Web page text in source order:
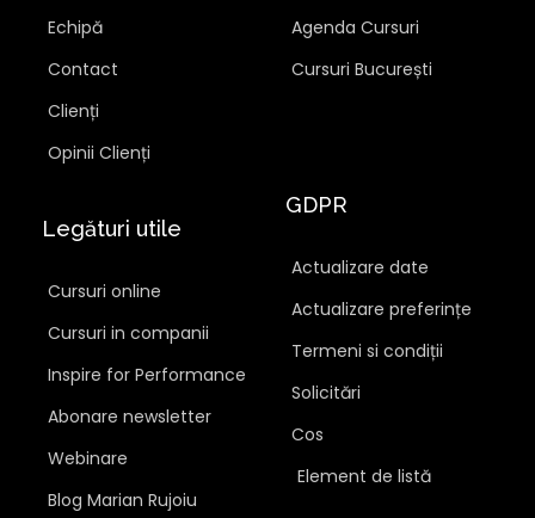
Echipă
Contact
Clienți
Opinii Clienți
Agenda Cursuri
Cursuri București
Legături utile
Cursuri online
Cursuri in companii
Inspire for Performance
Abonare newsletter
Webinare
Blog Marian Rujoiu
GDPR
Actualizare date
Actualizare preferințe
Termeni si condiții
Solicitări
Cos
Element de listă